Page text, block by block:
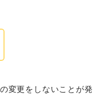
変更をしないことが発